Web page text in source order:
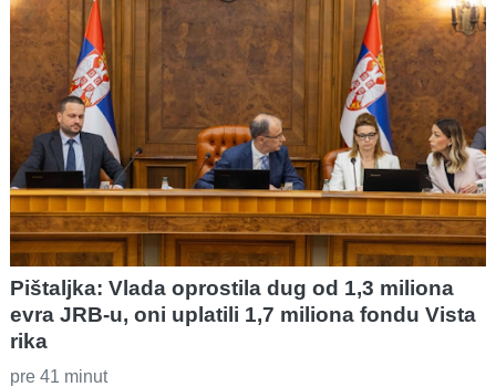
Pištaljka: Vlada oprostila dug od 1,3 miliona
evra JRB-u, oni uplatili 1,7 miliona fondu Vista
rika
pre 41 minut